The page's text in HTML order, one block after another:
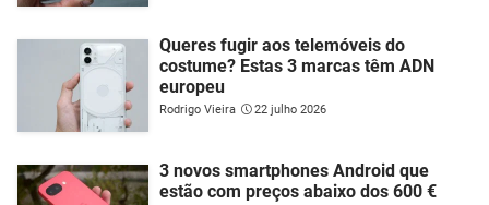
Queres fugir aos telemóveis do
costume? Estas 3 marcas têm ADN
europeu
Rodrigo Vieira 22 julho 2026
3 novos smartphones Android que
estão com preços abaixo dos 600 €